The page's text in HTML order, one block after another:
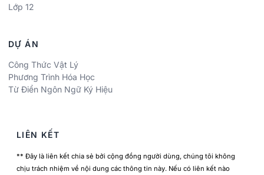
Lớp 12
DỰ ÁN
Công Thức Vật Lý
Phương Trình Hóa Học
Từ Điển Ngôn Ngữ Ký Hiệu
LIÊN KẾT
** Đây là liên kết chia sẻ bởi cộng đồng người dùng, chúng tôi không
chịu trách nhiệm về nội dung các thông tin này. Nếu có liên kết nào